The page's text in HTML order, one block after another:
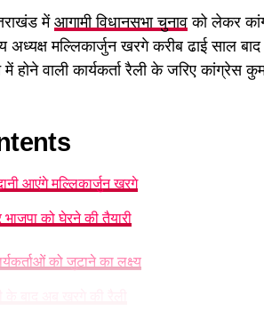
में आगामी विधानसभा चुनाव को लेकर
अध्यक्ष मल्लिकार्जुन खरगे करीब ढाई साल
में होने वाली कार्यकर्ता रैली के जरिए कांग्रेस
आएंगे मल्लिकार्जुन खरगे
भाजपा को घेरने की तैयारी
को जुटाने का लक्ष्य